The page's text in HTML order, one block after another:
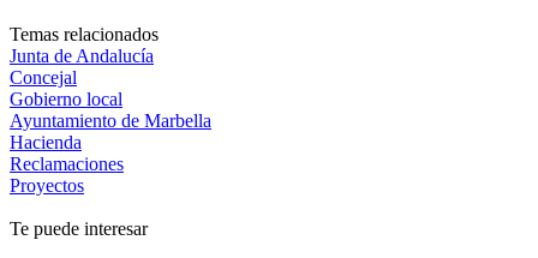
Temas relacionados
Junta de Andalucía
Concejal
Gobierno local
Ayuntamiento de Marbella
Hacienda
Reclamaciones
Proyectos
Te puede interesar